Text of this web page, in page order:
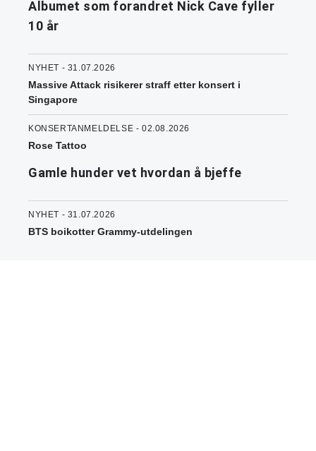
Albumet som forandret Nick Cave fyller
10 år
NYHET - 31.07.2026
Massive Attack risikerer straff etter konsert i
Singapore
KONSERTANMELDELSE - 02.08.2026
Rose Tattoo
Gamle hunder vet hvordan å bjeffe
NYHET - 31.07.2026
BTS boikotter Grammy-utdelingen